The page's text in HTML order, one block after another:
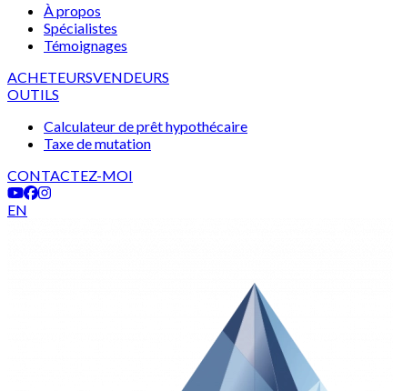
À propos
Spécialistes
Témoignages
ACHETEURSVENDEURS
OUTILS
Calculateur de prêt hypothécaire
Taxe de mutation
CONTACTEZ-MOI
EN